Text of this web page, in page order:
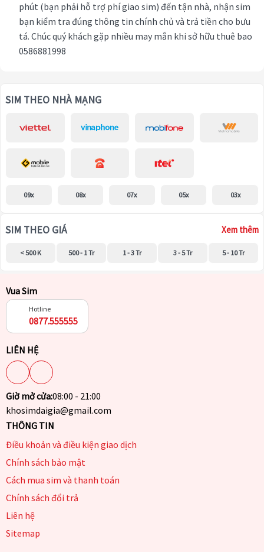
phút (bạn phải hỗ trợ phí giao sim) đến tận nhà, nhận sim
bạn kiểm tra đúng thông tin chính chủ và trả tiền cho bưu
tá. Chúc quý khách gặp nhiều may mắn khi sở hữu thuê bao
0586881998
SIM THEO NHÀ MẠNG
09x 08x 07x 05x 03x
SIM THEO GIÁ Xem thêm
< 500 K 500 - 1 Tr 1 - 3 Tr 3 - 5 Tr 5 - 10 Tr
Vua Sim
Hotline
0877.555555
LIÊN HỆ
Giờ mở cửa:08:00 - 21:00
khosimdaigia@gmail.com
THÔNG TIN
Điều khoản và điều kiện giao dịch
Chính sách bảo mật
Cách mua sim và thanh toán
Chính sách đổi trả
Liên hệ
Sitemap